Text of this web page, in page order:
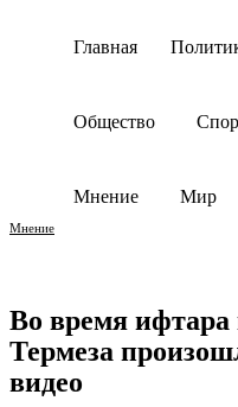
Главная
Общество
Мнение Мир
Мнение
Во время ифтара
Термеза
видео